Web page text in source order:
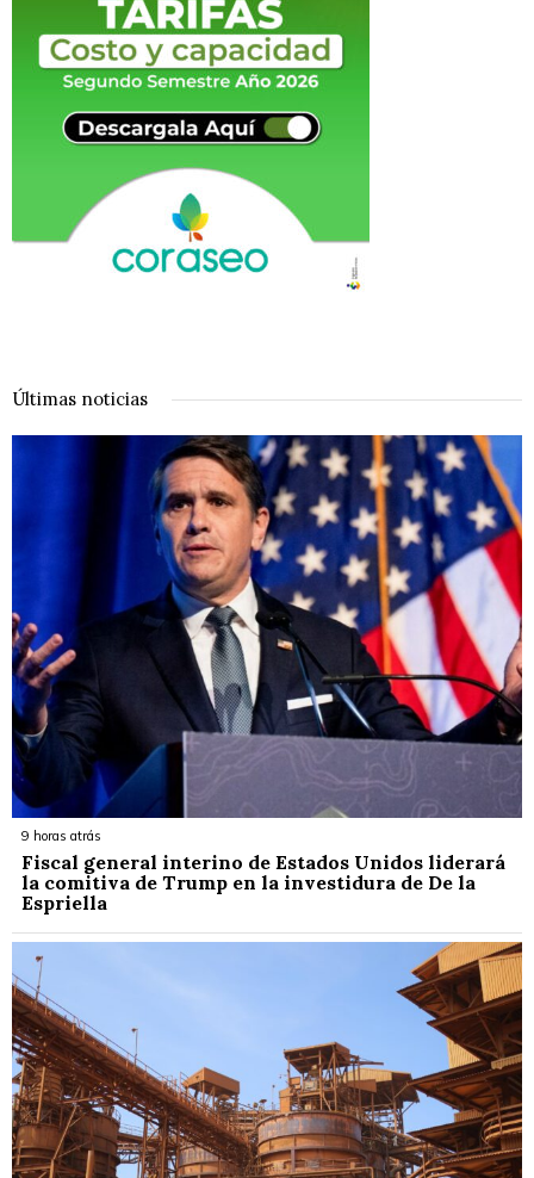
Últimas noticias
9 horas atrás
Fiscal general interino de Estados Unidos liderará
la comitiva de Trump en la investidura de De la
Espriella